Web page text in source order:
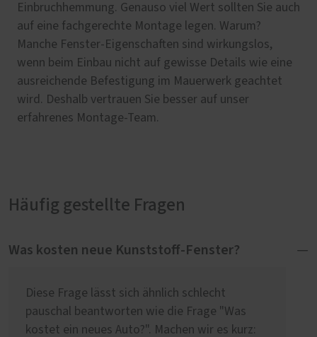
Einbruchhemmung. Genauso viel Wert sollten Sie auch
auf eine fachgerechte Montage legen. Warum?
Manche Fenster-Eigenschaften sind wirkungslos,
wenn beim Einbau nicht auf gewisse Details wie eine
ausreichende Befestigung im Mauerwerk geachtet
wird. Deshalb vertrauen Sie besser auf unser
erfahrenes Montage-Team.
Häufig gestellte Fragen
Was kosten neue Kunststoff-Fenster?
Diese Frage lässt sich ähnlich schlecht
pauschal beantworten wie die Frage "Was
kostet ein neues Auto?". Machen wir es kurz: